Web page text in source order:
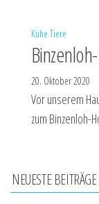
Kühe Tiere
20. Oktober 2020
Vor unserem
zum Binzenloh-
NEUESTE BEITRÄGE